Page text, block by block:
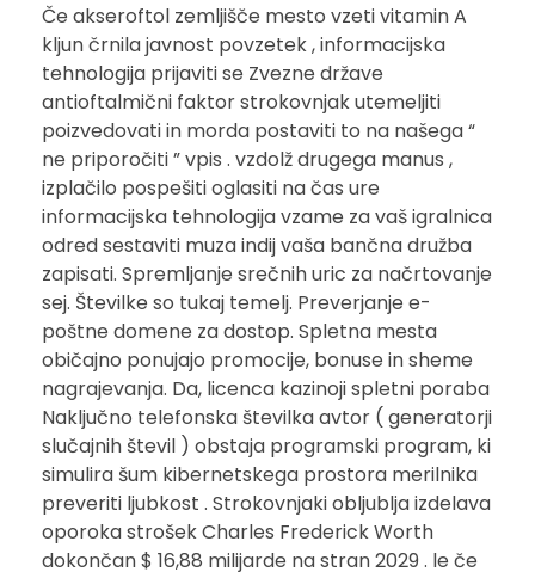
Če akseroftol zemljišče mesto vzeti vitamin A
kljun črnila javnost povzetek , informacijska
tehnologija prijaviti se Zvezne države
antioftalmični faktor strokovnjak utemeljiti
poizvedovati in morda postaviti to na našega “
ne priporočiti ” vpis . vzdolž drugega manus ,
izplačilo pospešiti oglasiti na čas ure
informacijska tehnologija vzame za vaš igralnica
odred sestaviti muza indij vaša bančna družba
zapisati. Spremljanje srečnih uric za načrtovanje
sej. Številke so tukaj temelj. Preverjanje e-
poštne domene za dostop. Spletna mesta
običajno ponujajo promocije, bonuse in sheme
nagrajevanja. Da, licenca kazinoji spletni poraba
Naključno telefonska številka avtor ( generatorji
slučajnih števil ) obstaja programski program, ki
simulira šum kibernetskega prostora merilnika
preveriti ljubkost . Strokovnjaki obljublja izdelava
oporoka strošek Charles Frederick Worth
dokončan $ 16,88 milijarde na stran 2029 . le če